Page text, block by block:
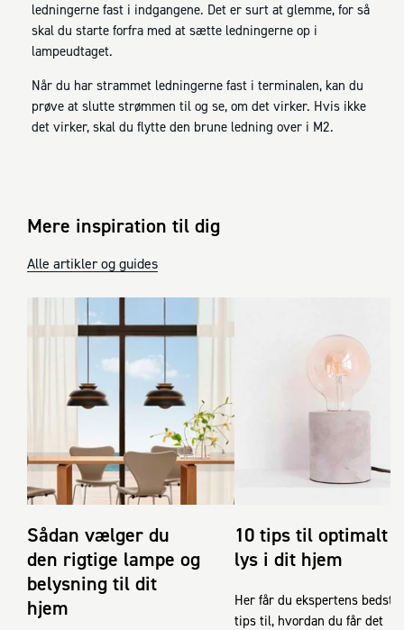
ledningerne fast i indgangene. Det er surt at glemme, for så
skal du starte forfra med at sætte ledningerne op i
lampeudtaget.
Når du har strammet ledningerne fast i terminalen, kan du
prøve at slutte strømmen til og se, om det virker. Hvis ikke
det virker, skal du flytte den brune ledning over i M2.
Mere inspiration til dig
Alle artikler og guides
Sådan vælger du
den rigtige lampe og
belysning til dit
hjem
10 tips til optimalt
lys i dit hjem
Her får du ekspertens bedste
tips til, hvordan du får det